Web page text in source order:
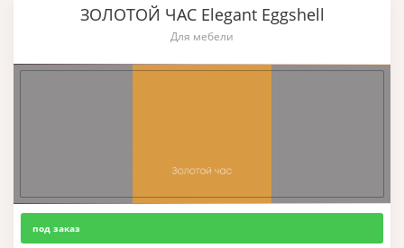
ЗОЛОТОЙ ЧАС Elegant Eggshell
Для мебели
под заказ